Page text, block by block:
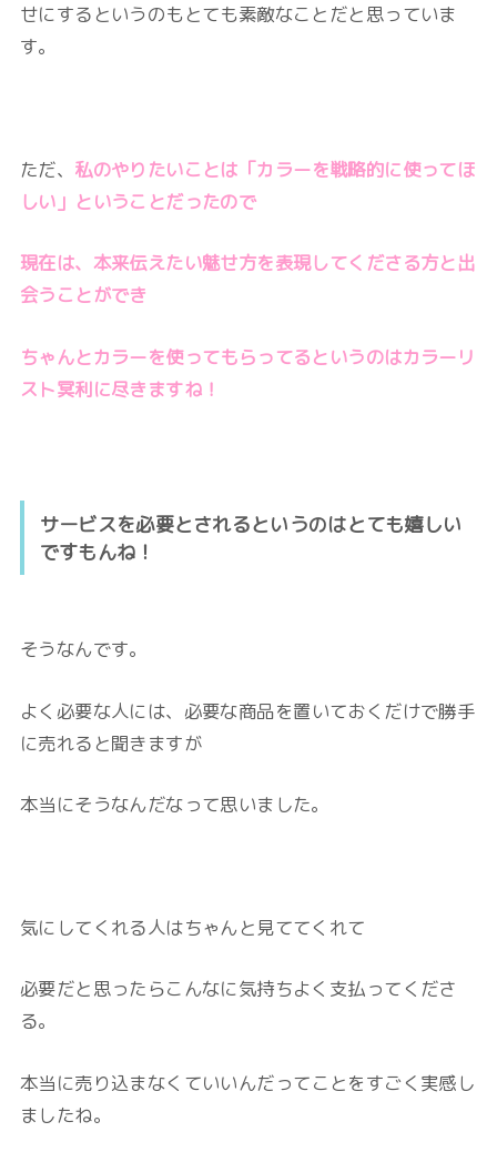
せにするというのもとても素敵なことだと思っていま
す。
ただ、 私のやりたいことは「カラーを戦略的に使ってほ
しい」ということだったので
現在は、本来伝えたい魅せ方を表現してくださる方と出
会うことができ
ちゃんとカラーを使ってもらってるというのはカラーリ
スト冥利に尽きますね！
サービスを必要とされるというのはとても嬉しい
ですもんね！
そうなんです。
よく必要な人には、必要な商品を置いておくだけで勝手
に売れると聞きますが
本当にそうなんだなって思いました。
気にしてくれる人はちゃんと見ててくれて
必要だと思ったらこんなに気持ちよく支払ってくださ
る。
本当に売り込まなくていいんだってことをすごく実感し
ましたね。